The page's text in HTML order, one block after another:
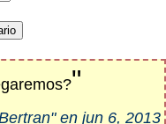
"
en jun 6, 2013